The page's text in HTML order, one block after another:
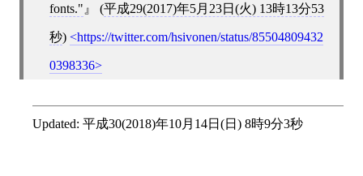
fonts." (平成29(2017)年5月23日(火) 13時13分53
秒) https://twitter.com/hsivonen/status/85504809432
0398336
Updated: 平成30(2018)年10月14日(日) 8時9分3秒